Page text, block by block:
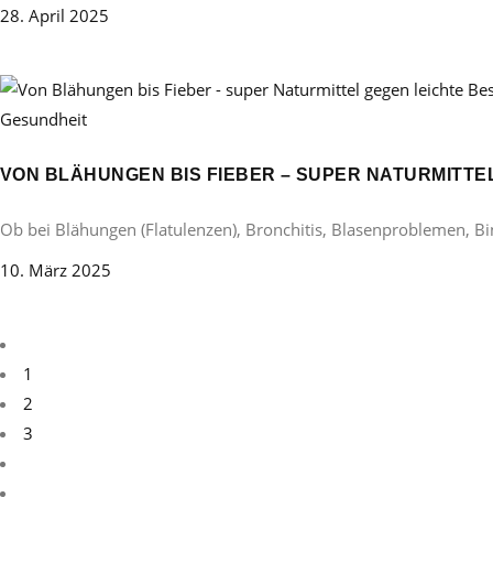
28. April 2025
Gesundheit
VON BLÄHUNGEN BIS FIEBER – SUPER
Ob bei Blähungen (Flatulenzen), Bronchitis, Blasenproblemen,
10. März 2025
1
2
3